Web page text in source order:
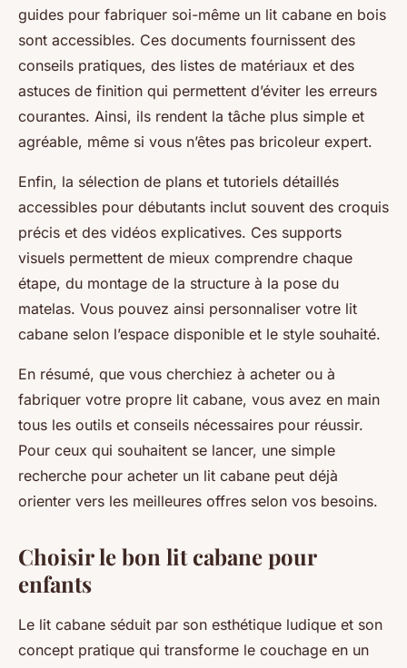
guides pour fabriquer soi-même un lit cabane en bois
sont accessibles. Ces documents fournissent des
conseils pratiques, des listes de matériaux et des
astuces de finition qui permettent d’éviter les erreurs
courantes. Ainsi, ils rendent la tâche plus simple et
agréable, même si vous n’êtes pas bricoleur expert.
Enfin, la sélection de plans et tutoriels détaillés
accessibles pour débutants inclut souvent des croquis
précis et des vidéos explicatives. Ces supports
visuels permettent de mieux comprendre chaque
étape, du montage de la structure à la pose du
matelas. Vous pouvez ainsi personnaliser votre lit
cabane selon l’espace disponible et le style souhaité.
En résumé, que vous cherchiez à acheter ou à
fabriquer votre propre lit cabane, vous avez en main
tous les outils et conseils nécessaires pour réussir.
Pour ceux qui souhaitent se lancer, une simple
recherche pour acheter un lit cabane peut déjà
orienter vers les meilleures offres selon vos besoins.
Choisir le bon lit cabane pour
enfants
Le lit cabane séduit par son esthétique ludique et son
concept pratique qui transforme le couchage en un